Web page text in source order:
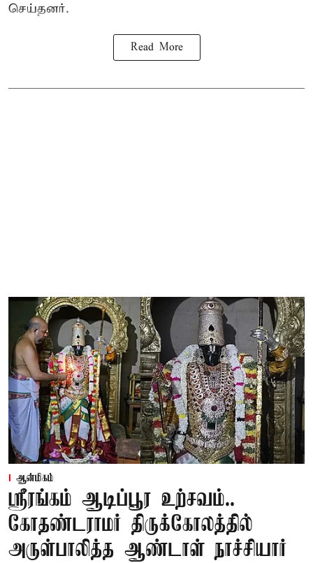
செய்தனர்.
Read More
ஆன்மிகம்
ஸ்ரீரங்கம் ஆடிப்பூர உற்சவம்..
கோதண்டராமர் திருக்கோலத்தில்
அருள்பாலித்த ஆண்டாள் நாச்சியார்